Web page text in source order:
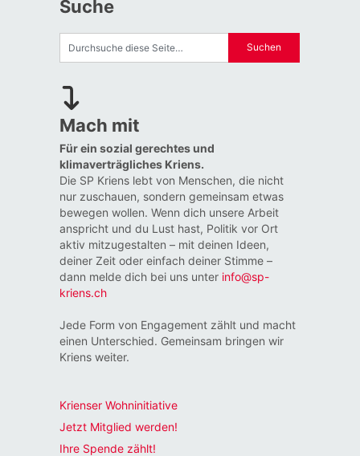
Suche
Mach mit
Für ein sozial gerechtes und
klimaverträgliches Kriens.
Die SP Kriens lebt von Menschen, die nicht
nur zuschauen, sondern gemeinsam etwas
bewegen wollen. Wenn dich unsere Arbeit
anspricht und du Lust hast, Politik vor Ort
aktiv mitzugestalten – mit deinen Ideen,
deiner Zeit oder einfach deiner Stimme –
dann melde dich bei uns unter info@sp-
kriens.ch
Jede Form von Engagement zählt und macht
einen Unterschied. Gemeinsam bringen wir
Kriens weiter.
Krienser Wohninitiative
Jetzt Mitglied werden!
Ihre Spende zählt!